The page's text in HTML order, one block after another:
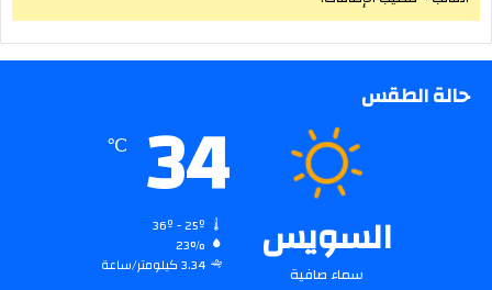
حالة الطقس
السويس
سماء صافية
34
℃
23%
3.34 كيلومتر/ساعة